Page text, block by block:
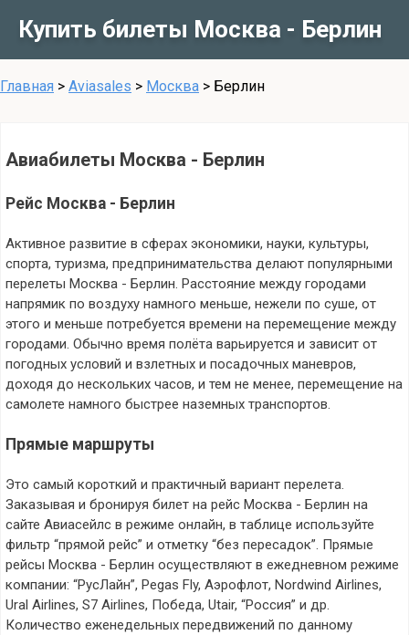
Купить билеты Москва - Берлин
Главная > Aviasales > Москва > Берлин
Авиабилеты Москва - Берлин
Рейс Москва - Берлин
Активное развитие в сферах экономики, науки, культуры,
спорта, туризма, предпринимательства делают популярными
перелеты Москва - Берлин. Расстояние между городами
напрямик по воздуху намного меньше, нежели по суше, от
этого и меньше потребуется времени на перемещение между
городами. Обычно время полёта варьируется и зависит от
погодных условий и взлетных и посадочных маневров,
доходя до нескольких часов, и тем не менее, перемещение на
самолете намного быстрее наземных транспортов.
Прямые маршруты
Это самый короткий и практичный вариант перелета.
Заказывая и бронируя билет на рейс Москва - Берлин на
сайте Авиасейлс в режиме онлайн, в таблице используйте
фильтр “прямой рейс” и отметку “без пересадок”. Прямые
рейсы Москва - Берлин осуществляют в ежедневном режиме
компании: “РусЛайн”, Pegas Fly, Аэрофлот, Nordwind Airlines,
Ural Airlines, S7 Airlines, Победа, Utair, “Россия” и др.
Количество еженедельных передвижений по данному